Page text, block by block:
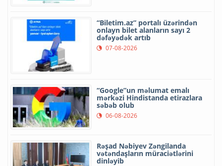
“Biletim.az” portalı üzərindən
onlayn bilet alanların sayı 2
dəfəyədək artıb
07-08-2026
“Google”un məlumat emalı
mərkəzi Hindistanda etirazlara
səbəb olub
06-08-2026
Rəşad Nəbiyev Zəngilanda
vətəndaşların müraciətlərini
dinləyib